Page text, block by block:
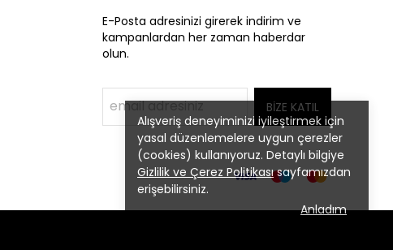
Alışveriş deneyiminizi iyileştirmek için
yasal düzenlemelere uygun çerezler
(cookies) kullanıyoruz. Detaylı bilgiye
Gizlilik ve Çerez Politikasısayfamızdan
erişebilirsiniz.
Anladım
E-Posta adresinizi girerek indirim ve
kampanlardan her zaman haberdar
olun.
BİZE KATIL